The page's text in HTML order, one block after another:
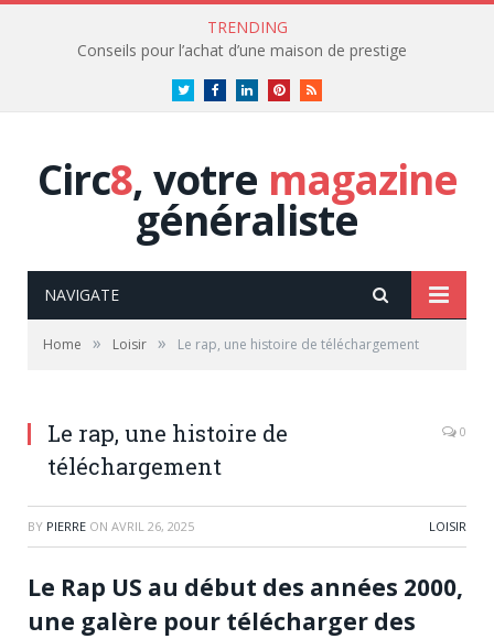
TRENDING
Conseils pour l’achat d’une maison de prestige
TwitterFacebookLinkedInPinterestRSS
Circ8, votre magazine
généraliste
NAVIGATE
Home » Loisir » Le rap, une histoire de téléchargement
Le rap, une histoire de
téléchargement
0
BY PIERRE ON AVRIL 26, 2025 LOISIR
Le Rap US au début des années 2000,
une galère pour télécharger des